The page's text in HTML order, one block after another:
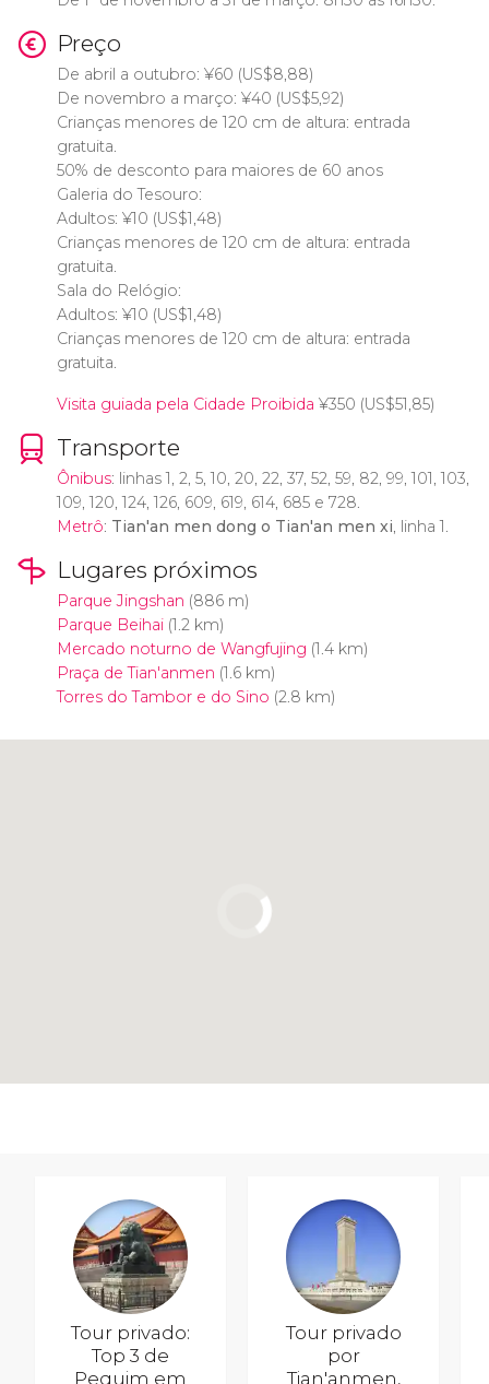
Preço
De abril a outubro: ¥60 (US$8,88)
De novembro a março: ¥40 (US$5,92)
Crianças menores de 120 cm de altura: entrada
gratuita.
50% de desconto para maiores de 60 anos
Galeria do Tesouro:
Adultos: ¥10 (US$1,48)
Crianças menores de 120 cm de altura: entrada
gratuita.
Sala do Relógio:
Adultos: ¥10 (US$1,48)
Crianças menores de 120 cm de altura: entrada
gratuita.
Visita guiada pela Cidade Proibida ¥350 (US$51,85)
Transporte
Ônibus: linhas 1, 2, 5, 10, 20, 22, 37, 52, 59, 82, 99, 101, 103,
109, 120, 124, 126, 609, 619, 614, 685 e 728.
Metrô: Tian'an men dong o Tian'an men xi, linha 1.
Lugares próximos
Parque Jingshan (886 m)
Parque Beihai(1.2 km)
Mercado noturno de Wangfujing (1.4 km)
Praça de Tian'anmen (1.6 km)
Torres do Tambor e do Sino (2.8 km)
Tour privado:
Top 3 de
Pequim em
Tour privado
por
Tian'anmen,